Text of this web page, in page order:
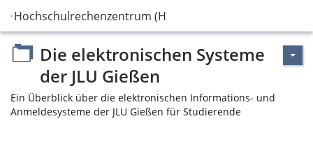
Hochschulrechenzentrum (HRZ)
Die elektronischen Systeme
der JLU Gießen
Ein Überblick über die elektronischen Informations- und
Anmeldesysteme der JLU Gießen für Studierende